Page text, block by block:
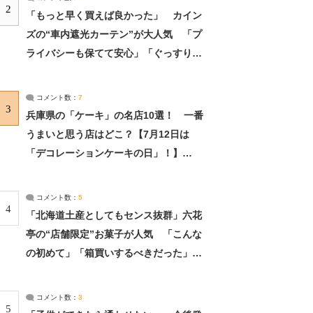
2
「もっと早く買えば良かった」 カイン
ズの“車内遮光カーテン”が大人気 「プ
ライバシーも保てて安心」「ぐっすり眠
3
コメント数： 7
兵庫県の「ケーキ」の名店10選！ 一番
うまいと思う店はどこ？【7月12日は
「デコレーションケーキの日」！】
4
コメント数： 5
「北海道土産としてもセンス抜群」六花
亭の“店舗限定”お菓子が人気 「こんな
の初めて」「箱買いするべきだった」
5
コメント数： 3